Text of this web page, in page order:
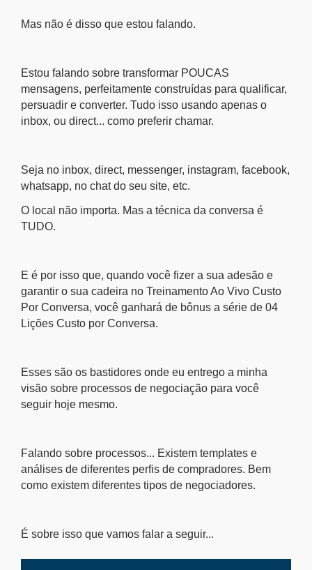
Mas não é disso que estou falando.
Estou falando sobre transformar POUCAS
mensagens, perfeitamente construídas para qualificar,
persuadir e converter. Tudo isso usando apenas o
inbox, ou direct... como preferir chamar.
Seja no inbox, direct, messenger, instagram, facebook,
whatsapp, no chat do seu site, etc.
O local não importa. Mas a técnica da conversa é
TUDO.
E é por isso que, quando você fizer a sua adesão e
garantir o sua cadeira no Treinamento Ao Vivo Custo
Por Conversa, você ganhará de bônus a série de 04
Lições Custo por Conversa.
Esses são os bastidores onde eu entrego a minha
visão sobre processos de negociação para você
seguir hoje mesmo.
Falando sobre processos... Existem templates e
análises de diferentes perfis de compradores. Bem
como existem diferentes tipos de negociadores.
É sobre isso que vamos falar a seguir...